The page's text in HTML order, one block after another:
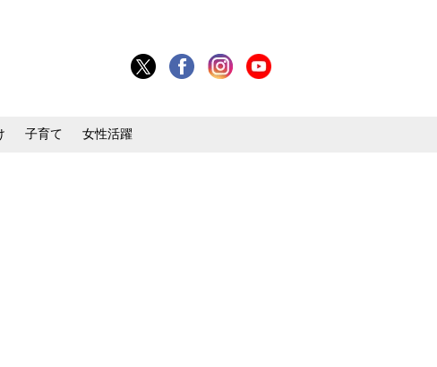
子育て 女性活躍